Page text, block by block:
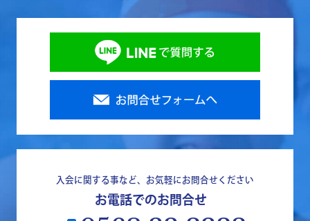
入会に関する事など、お気軽にお問合せください
お電話でのお問合せ